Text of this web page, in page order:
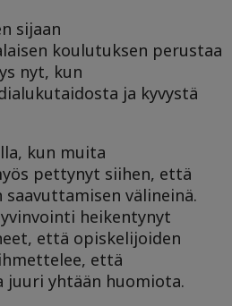
sijaan
koulutuksen perustaa
nyt, kun
ja kyvystä
kun muita
pettynyt siihen, että
välineinä.
heikentynyt
että opiskelijoiden
että
yhtään huomiota.